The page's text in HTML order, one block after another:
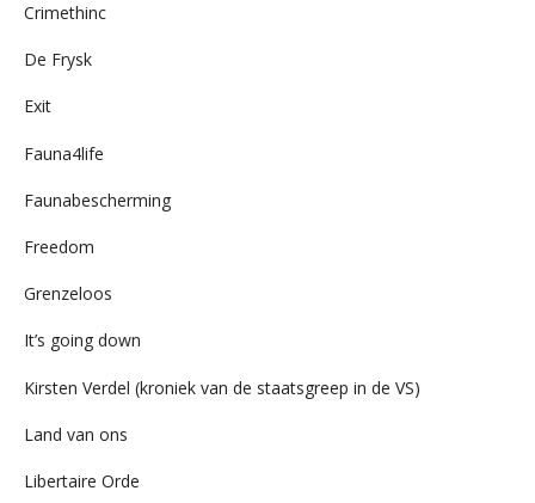
Crimethinc
De Frysk
Exit
Fauna4life
Faunabescherming
Freedom
Grenzeloos
It’s going down
Kirsten Verdel (kroniek van de staatsgreep in de VS)
Land van ons
Libertaire Orde